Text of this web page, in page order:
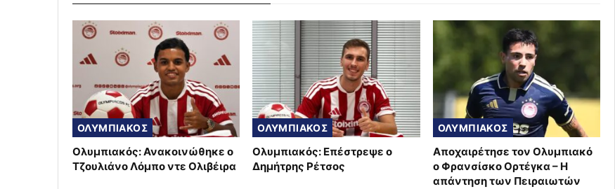
ΟΛΥΜΠΙΑΚΟΣ
Ολυμπιακός: Ανακοινώθηκε ο
Τζουλιάνο Λόμπο ντε Ολιβέιρα
ΟΛΥΜΠΙΑΚΟΣ
Ολυμπιακός: Επέστρεψε ο
Δημήτρης Ρέτσος
ΟΛΥΜΠΙΑΚΟΣ
Αποχαιρέτησε τον Ολυμπιακό
ο Φρανσίσκο Ορτέγκα – Η
απάντηση των Πειραιωτών